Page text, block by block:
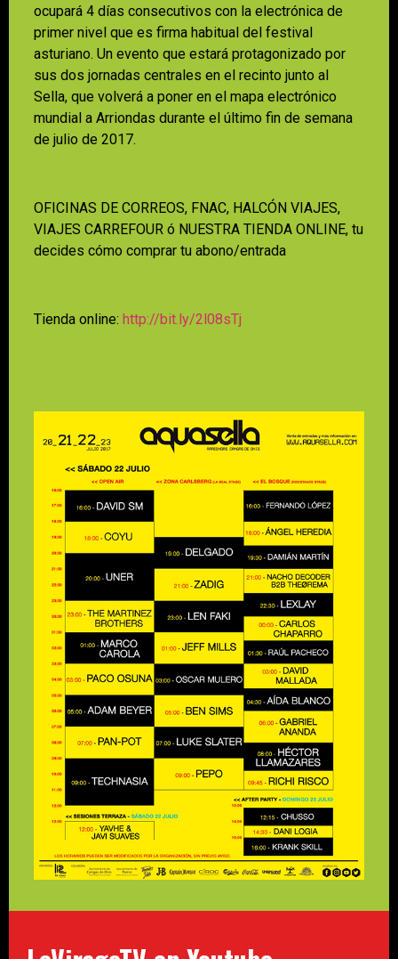
ocupará 4 días consecutivos con la electrónica de
primer nivel que es firma habitual del festival
asturiano. Un evento que estará protagonizado por
sus dos jornadas centrales en el recinto junto al
Sella, que volverá a poner en el mapa electrónico
mundial a Arriondas durante el último fin de semana
de julio de 2017.
OFICINAS DE CORREOS, FNAC, HALCÓN VIAJES,
VIAJES CARREFOUR ó NUESTRA TIENDA ONLINE, tu
decides cómo comprar tu abono/entrada
Tienda online: http://bit.ly/2l08sTj